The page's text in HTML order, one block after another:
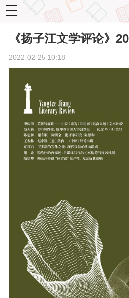
toggle
navigation
《扬子江文学评论》
2022-02-25 10:18